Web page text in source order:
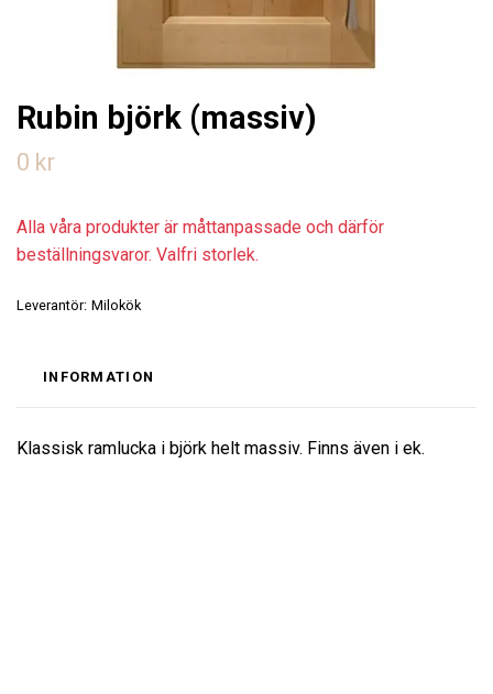
Rubin björk (massiv)
0 kr
Alla våra produkter är måttanpassade och därför
beställningsvaror. Valfri storlek.
Leverantör: Milokök
INFORMATION
Klassisk ramlucka i björk helt massiv. Finns även i ek.